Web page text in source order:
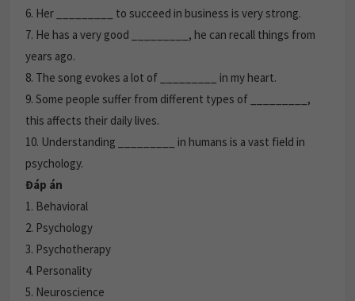
6. Her _________ to succeed in business is very strong.
7. He has a very good _________, he can recall things from
years ago.
8. The song evokes a lot of _________ in my heart.
9. Some people suffer from different types of _________,
this affects their daily lives.
10. Understanding _________ in humans is a vast field in
psychology.
Đáp án
1. Behavioral
2. Psychology
3. Psychotherapy
4. Personality
5. Neuroscience